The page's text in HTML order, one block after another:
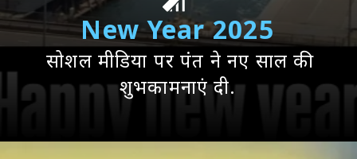
New Year 2025
सोशल मीडिया पर पंत ने नए साल की
शुभकामनाएं दी.